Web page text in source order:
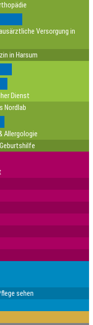
Versorgung in
in Harsum
Dienst
Nordlab
Allergologie
sehen